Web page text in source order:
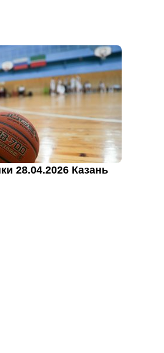
28.04.2026 Казань